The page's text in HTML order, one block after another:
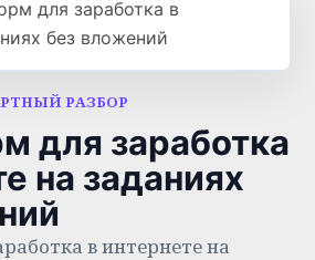
для заработка в
без вложений
РАЗБОР
для заработка
на заданиях
в интернете на